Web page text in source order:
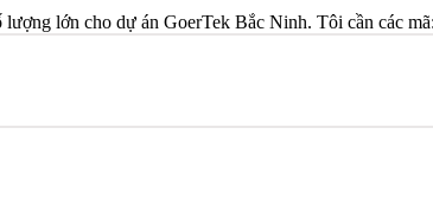
lớn cho dự án GoerTek Bắc Ninh. Tôi cần các